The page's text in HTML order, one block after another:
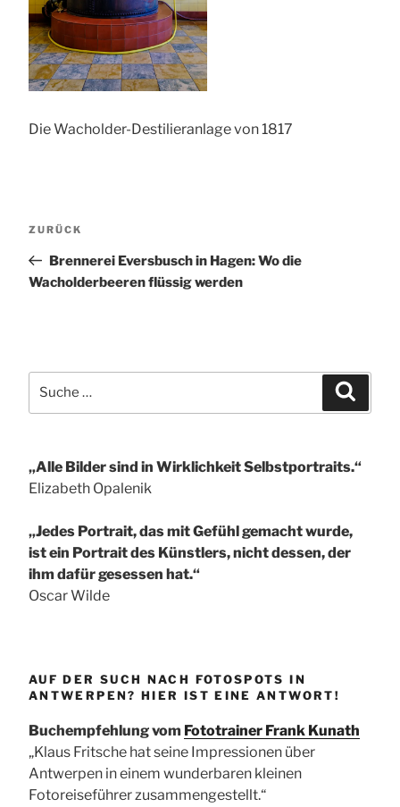
Die Wacholder-Destilieranlage von 1817
Vorheriger
ZURÜCK
Brennerei Eversbusch in Hagen: Wo die
Wacholderbeeren flüssig werden
nach:
„Alle Bilder sind in Wirklichkeit Selbstportraits.“
Elizabeth Opalenik
„Jedes Portrait, das mit Gefühl gemacht wurde,
ist ein Portrait des Künstlers, nicht dessen, der
ihm dafür gesessen hat.“
Oscar Wilde
AUF DER SUCH NACH FOTOSPOTS IN
ANTWERPEN? HIER IST EINE ANTWORT!
Buchempfehlung vom Fototrainer Frank Kunath
„Klaus Fritsche hat seine Impressionen über
Antwerpen in einem wunderbaren kleinen
Fotoreiseführer zusammengestellt.“